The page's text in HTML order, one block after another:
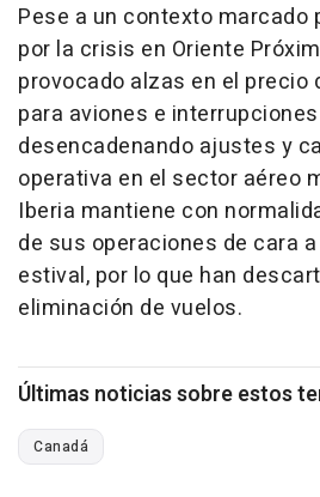
Pese a un contexto marcado
por la crisis en Oriente
provocado alzas en el precio
para aviones e
desencadenando ajustes y
operativa en el sector aéreo
Iberia mantiene con
de sus operaciones de cara
estival, por lo que han
eliminación de vuelos.
Últimas noticias sobre estos
Canadá